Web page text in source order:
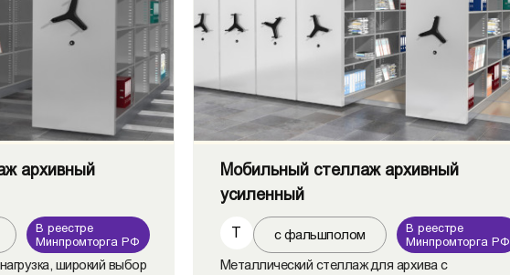
архивный
В реестре
Минпромторга РФ
широкий выбор
Мобильный стеллаж архивный
усиленный
Т с фальшполом
В реестре
Минпромторга РФ
Металлический стеллаж для архива с